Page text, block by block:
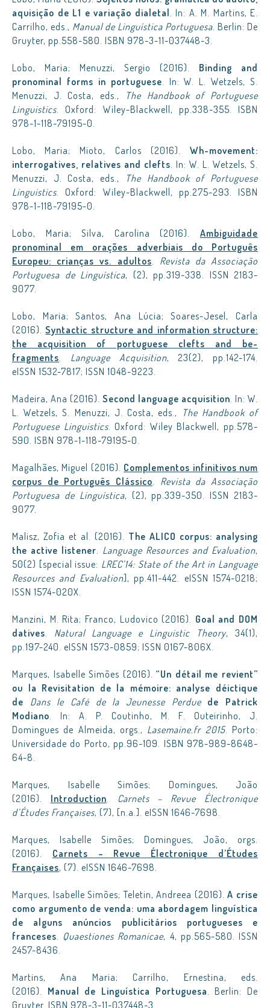
aquisição de L1 e variação dialetal. In: A. M. Martins, E.
Carrilho, eds., Manual de Linguística Portuguesa. Berlin: De
Gruyter, pp.558-580. ISBN 978-3-11-037448-3.
Lobo, Maria; Menuzzi, Sergio (2016). Binding and
pronominal forms in portuguese. In: W. L. Wetzels, S.
Menuzzi, J. Costa, eds.,
The Handbook of Portuguese
Linguistics. Oxford: Wiley-Blackwell, pp.338-355. ISBN
978-1-118-79195-0.
Lobo, Maria; Mioto, Carlos (2016). Wh-movement:
interrogatives, relatives and clefts. In: W. L. Wetzels, S.
Menuzzi, J. Costa, eds.,
The Handbook of Portuguese
Linguistics. Oxford: Wiley-Blackwell, pp.275-293. ISBN
978-1-118-79195-0.
Lobo, Maria; Silva, Carolina (2016). Ambiguidade
pronominal em orações adverbiais do Português
Europeu: crianças vs. adultos. Revista da Associação
Portuguesa de Linguística, (2), pp.319-338. ISSN 2183-
9077.
Lobo, Maria; Santos, Ana Lúcia; Soares-Jesel, Carla
(2016).Syntactic structure and information structure:
the acquisition of portuguese clefts and be-
fragments. Language Acquisition, 23(2), pp.142-174.
eISSN 1532-7817; ISSN 1048-9223.
Madeira, Ana (2016). Second language acquisition. In: W.
L. Wetzels, S. Menuzzi, J. Costa, eds.,
The Handbook of
Portuguese Linguistics. Oxford: Wiley Blackwell, pp.578-
590. ISBN 978-1-118-79195-0.
Magalhães, Miguel (2016). Complementos infinitivos num
corpus de Português Clássico. Revista da Associação
Portuguesa de Linguística, (2), pp.339-350. ISSN 2183-
9077.
Malisz, Zofia et al. (2016). The ALICO corpus: analysing
the active listener. Language Resources and Evaluation,
50(2) [special issue: LREC’14: State of the Art in Language
Resources and Evaluation], pp.411-442. eISSN 1574-0218;
ISSN 1574-020X.
Manzini, M. Rita; Franco, Ludovico (2016). Goal and DOM
datives. Natural Language e Linguistic Theory, 34(1),
pp.197-240. eISSN 1573-0859; ISSN 0167-806X.
Marques, Isabelle Simões (2016).“Un détail me revient”
ou la Revisitation de la mémoire: analyse déictique
de Dans le Café de la Jeunesse Perduede Patrick
Modiano. In: A. P. Coutinho, M. F. Outeirinho, J.
Domingues de Almeida, orgs., Lasemaine.fr 2015. Porto:
Universidade do Porto, pp.96-109. ISBN 978-989-8648-
64-8.
Marques, Isabelle Simões; Domingues, João
(2016). Introduction. Carnets – Revue Électronique
d’Études Françaises, (7), [n.a.]. eISSN 1646-7698.
Marques, Isabelle Simões; Domingues, João, orgs.
(2016). Carnets – Revue Électronique d’Études
Françaises, (7). eISSN 1646-7698.
Marques, Isabelle Simões; Teletin, Andreea (2016).A crise
como argumento de venda: uma abordagem linguística
de alguns anúncios publicitários portugueses e
franceses. Quaestiones Romanicae, 4, pp.565-580. ISSN
2457-8436.
Martins, Ana Maria; Carrilho, Ernestina, eds.
(2016). Manual de Linguística Portuguesa. Berlin: De
Gruyter. ISBN 978-3-11-037448-3.